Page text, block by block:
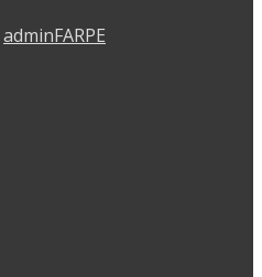
adminFARPE